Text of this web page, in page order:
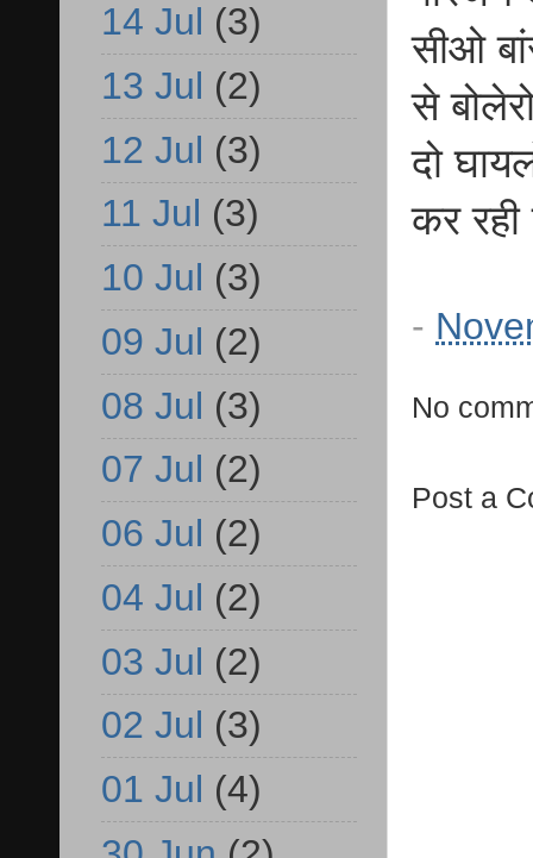
सीओ
से
दो
कर
-
No
Post a
14 Jul (3)
13 Jul (2)
12 Jul (3)
11 Jul (3)
10 Jul (3)
09 Jul (2)
08 Jul (3)
07 Jul (2)
06 Jul (2)
04 Jul (2)
03 Jul (2)
02 Jul (3)
01 Jul (4)